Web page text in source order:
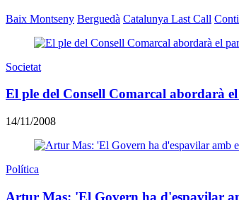
Baix Montseny Berguedà Catalunya Last Call
Societat
El ple del Consell Comarcal abordarà
14/11/2008
Política
Artur Mas: 'El Govern ha d'espavilar